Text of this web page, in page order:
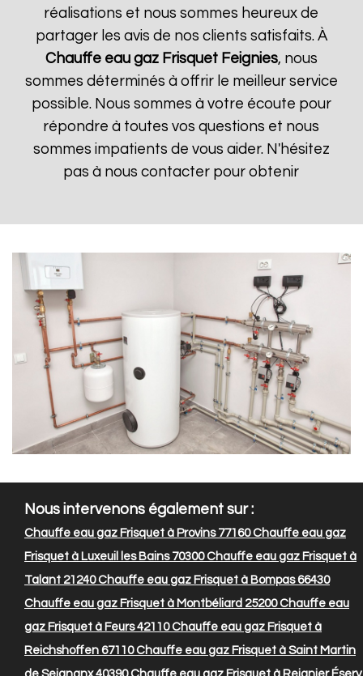
réalisations et nous sommes heureux de
partager les avis de nos clients satisfaits. À
Chauffe eau gaz Frisquet Feignies, nous
sommes déterminés à offrir le meilleur service
possible. Nous sommes à votre écoute pour
répondre à toutes vos questions et nous
sommes impatients de vous aider. N'hésitez
pas à nous contacter pour obtenir
Nous intervenons également sur :
Chauffe eau gaz Frisquet à Provins 77160Chauffe eau gaz
Frisquet à Luxeuil les Bains 70300Chauffe eau gaz Frisquet à
Talant 21240Chauffe eau gaz Frisquet à Bompas 66430
Chauffe eau gaz Frisquet à Montbéliard 25200Chauffe eau
gaz Frisquet à Feurs 42110Chauffe eau gaz Frisquet à
Reichshoffen 67110Chauffe eau gaz Frisquet à Saint Martin